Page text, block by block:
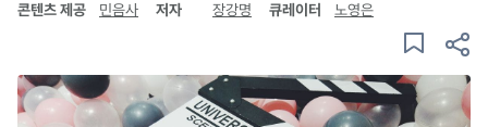
콘텐츠 제공 민음사 저자 장강명 큐레이터 노영은